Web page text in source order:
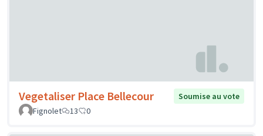
Vegetaliser Place Bellecour
Soumise au vote
Fignolet
13 0